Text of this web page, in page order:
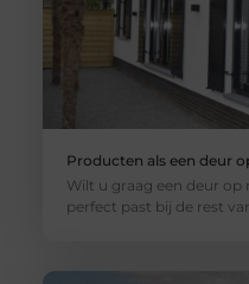
Producten als een deur
Wilt u graag een deur op
perfect past bij de rest